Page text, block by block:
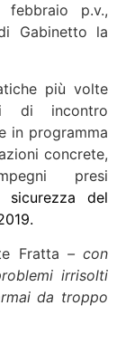
febbraio p.v.,
di Gabinetto la
più volte
di incontro
in programma
concrete,
presi
sicurezza del
Fratta – con
irrisolti
da troppo